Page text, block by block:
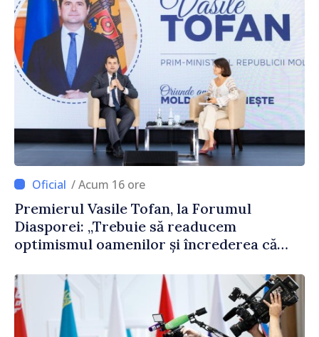
/ Acum 16 ore
Premierul Vasile Tofan, la Forumul
Diasporei: „Trebuie să readucem
optimismul oamenilor și încrederea că
corectă”